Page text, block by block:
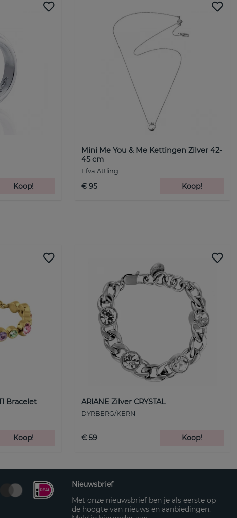
Koop!
Mini Me You & Me Kettingen Zilver 42-
45 cm
Efva Attling
€ 95 Koop!
Bracelet
Koop!
ARIANE Zilver CRYSTAL
DYRBERG/KERN
€ 59 Koop!
Nieuwsbrief
Met onze nieuwsbrief ben je als eerste op
de hoogte van nieuws en aanbiedingen.